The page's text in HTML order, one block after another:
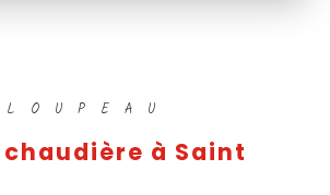
à Saint